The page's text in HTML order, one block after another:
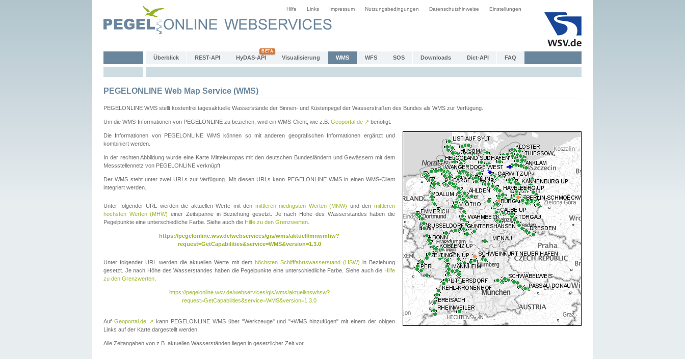
Hilfe Links Impressum Nutzungsbedingungen Datenschutzhinweise Einstellungen
Überblick REST-API HyDAS-API Visualisierung WMS WFS SOS Downloads Dict-API FAQ
PEGELONLINE Web Map Service (WMS)
PEGELONLINE WMS stellt kostenfrei tagesaktuelle Wasserstände der Binnen- und Küstenpegel der Wasserstraßen des Bundes als WMS zur Verfügung.
Um die WMS-Informationen von PEGELONLINE zu beziehen, wird ein WMS-Client, wie z.B. Geoportal.de ↗ benötigt.
Die Informationen von PEGELONLINE WMS können so mit anderen geografischen Informationen ergänzt und
kombiniert werden.
In der rechten Abbildung wurde eine Karte Mitteleuropas mit den deutschen Bundesländern und Gewässern mit dem
Messstellennetz von PEGELONLINE verknüpft.
Der WMS steht unter zwei URLs zur Verfügung. Mit diesen URLs kann PEGELONLINE WMS in einen WMS-Client
integriert werden.
Unter folgender URL werden die aktuellen Werte mit den mittleren niedrigsten Werten (MNW) und denmittleren
höchsten Werten (MHW) einer Zeitspanne in Beziehung gesetzt. Je nach Höhe des Wasserstandes haben die
Pegelpunkte eine unterschiedliche Farbe. Siehe auch die Hilfe zu den Grenzwerten
https://pegelonline.wsv.de/webservices/gis/wms/aktuell/mnwmhw?
request=GetCapabilities&service=WMS&version=1.3.0
Unter folgender URL werden die aktuellen Werte mit dem höchsten Schifffahrtswasserstand (HSW) in Beziehung
gesetzt. Je nach Höhe des Wasserstandes haben die Pegelpunkte eine unterschiedliche Farbe. Siehe auch die Hilfe
zu den Grenzwerten
https://pegelonline.wsv.de/webservices/gis/wms/aktuell/nswhsw?
request=GetCapabilities&service=WMS&version=1.3.0
Auf Geoportal.de ↗ kann PEGELONLINE WMS über "Werkzeuge" und "+WMS hinzufügen" mit einem der obigen
Links auf der Karte dargestellt werden.
Alle Zeitangaben von z.B. aktuellen Wasserständen liegen in gesetzlicher Zeit vor.